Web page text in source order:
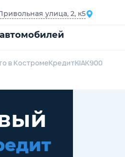
улица, 2, к5
автомобилей
в КостромеКредитKIAK900